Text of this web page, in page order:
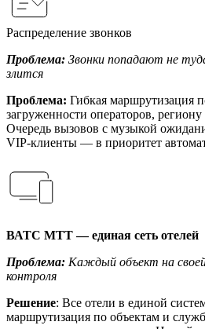
Распределение звонков
Проблема: Звонки попадают не
злится
Проблема: Гибкая маршрутизация
загруженности операторов,
Очередь вызовов с музыкой
VIP-клиенты — в приоритет
ВАТС МТТ — единая сеть отелей
Проблема: Каждый объект на
контроля
Решение: Все отели в единой
маршрутизация по объектам и